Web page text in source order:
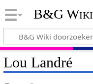
B&G Wiki
Lou Landré